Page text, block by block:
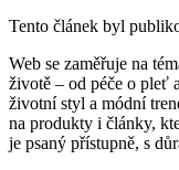
Tento článek byl
Web se zaměřuje na
životě – od péče o pleť
životní styl a módní
na produkty i články,
je psaný přístupně, s